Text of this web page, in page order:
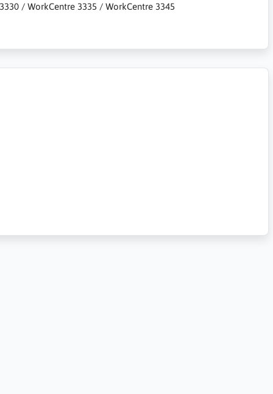
/ WorkCentre 3335 / WorkCentre 3345